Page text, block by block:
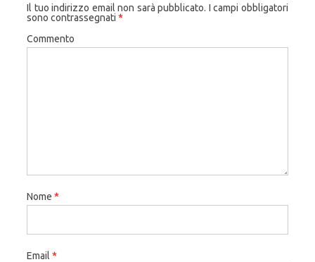
Il tuo indirizzo email non sarà pubblicato. I campi obbligatori
sono contrassegnati *
Commento
Nome *
Email *